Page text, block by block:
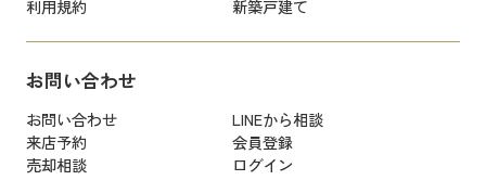
利用規約
新築戸建て
お問い合わせ
お問い合わせ
LINEから相談
来店予約
会員登録
売却相談
ログイン